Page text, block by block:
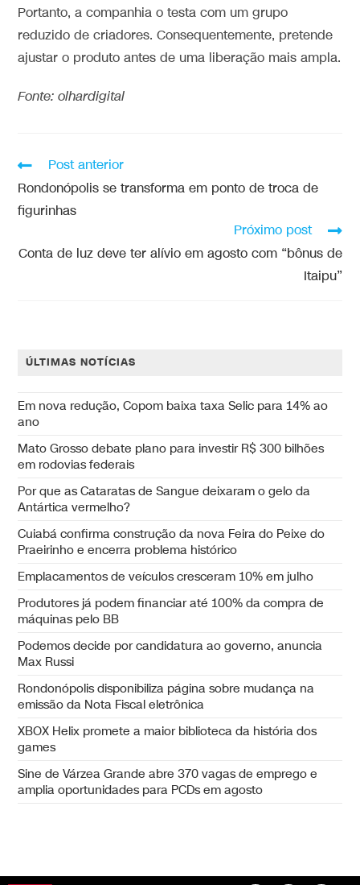
Portanto, a companhia o testa com um grupo
reduzido de criadores. Consequentemente, pretende
ajustar o produto antes de uma liberação mais ampla.
Fonte: olhardigital
Post anterior
Rondonópolis se transforma em ponto de troca de
figurinhas
Próximo post
Conta de luz deve ter alívio em agosto com “bônus de
Itaipu”
ÚLTIMAS NOTÍCIAS
Em nova redução, Copom baixa taxa Selic para 14% ao
ano
Mato Grosso debate plano para investir R$ 300 bilhões
em rodovias federais
Por que as Cataratas de Sangue deixaram o gelo da
Antártica vermelho?
Cuiabá confirma construção da nova Feira do Peixe do
Praeirinho e encerra problema histórico
Emplacamentos de veículos cresceram 10% em julho
Produtores já podem financiar até 100% da compra de
máquinas pelo BB
Podemos decide por candidatura ao governo, anuncia
Max Russi
Rondonópolis disponibiliza página sobre mudança na
emissão da Nota Fiscal eletrônica
XBOX Helix promete a maior biblioteca da história dos
games
Sine de Várzea Grande abre 370 vagas de emprego e
amplia oportunidades para PCDs em agosto